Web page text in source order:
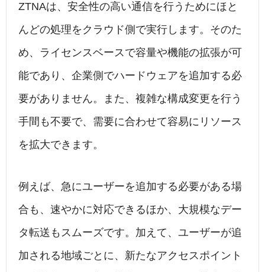
ZTNAは、安全性の高い通信を行うためにほと
んどの処理をクラウド側で実行します。そのた
め、ライセンスベースで容量や機能の拡張が可
能であり、企業側でハードウェアを追加する必
要がありません。また、複雑な構成変更を行う
手間も不要で、需要に合わせて容易にリソース
を拡大できます。
例えば、急にユーザーを追加する必要がある場
合も、速やかに対応できるほか、大規模なデー
タ転送もスムーズです。加えて、ユーザーが追
加される地域ごとに、新たなアクセスポイント